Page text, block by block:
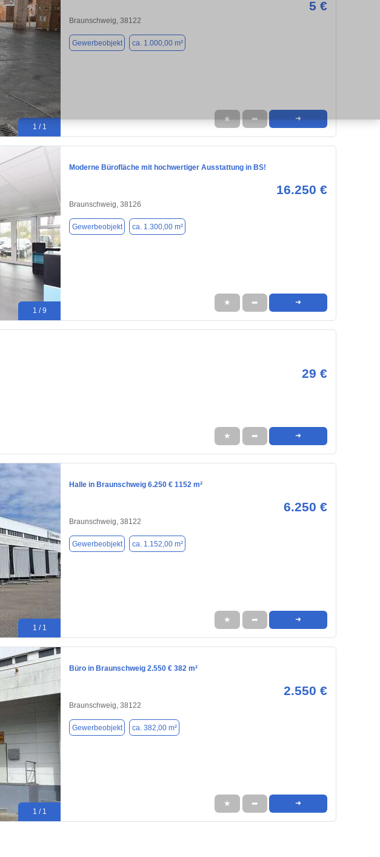
1 / 1
5 €
Braunschweig, 38122
Gewerbeobjekt ca. 1.000,00 m²
★ ➦ ➜
1 / 9
Moderne Bürofläche mit hochwertiger Ausstattung in BS!
16.250 €
Braunschweig, 38126
Gewerbeobjekt ca. 1.300,00 m²
★ ➦ ➜
29 €
★ ➦ ➜
1 / 1
Halle in Braunschweig 6.250 € 1152 m²
6.250 €
Braunschweig, 38122
Gewerbeobjekt ca. 1.152,00 m²
★ ➦ ➜
1 / 1
Büro in Braunschweig 2.550 € 382 m²
2.550 €
Braunschweig, 38122
Gewerbeobjekt ca. 382,00 m²
★ ➦ ➜